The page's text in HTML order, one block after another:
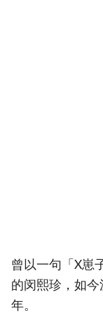
曾以一句「X崽
的闵熙珍，如
年。